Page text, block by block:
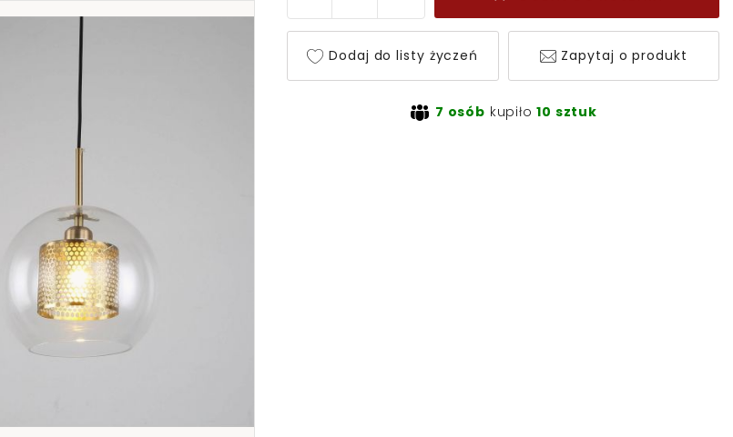
Dodaj do listy życzeń Zapytaj o produkt
7 osób kupiło10 sztuk